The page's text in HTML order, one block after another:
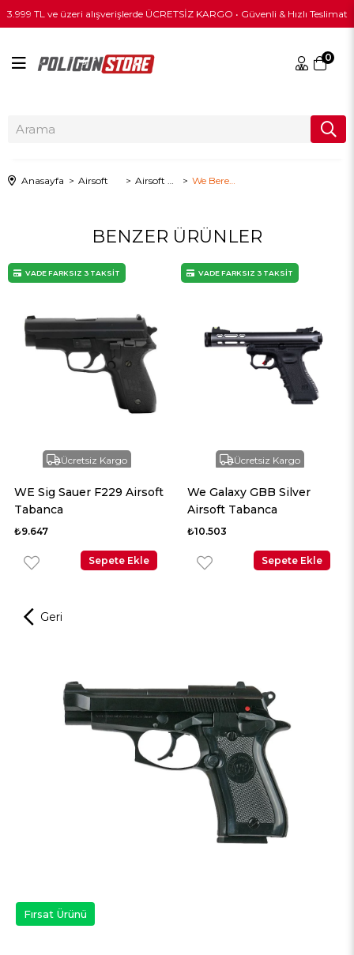
3.999 TL ve üzeri alışverişlerde ÜCRETSİZ KARGO • Güvenli & Hızlı Teslimat
0
Anasayfa Airsoft
BENZER ÜRÜNLER
Ücretsiz Kargo
WE Sig Sauer F229 Airsoft
Tabanca
₺9.647
Sepete Ekle
VADE FARKSIZ 3 TAKSİT
Ücretsiz Kargo
We Galaxy GBB Silver
Airsoft Tabanca
₺10.503
Sepete Ekle
VADE FARKSIZ 3 TAKSİT
Fırsat Ürünü